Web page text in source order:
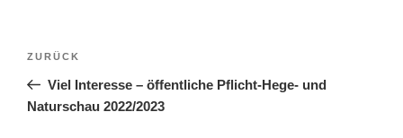
Beitragsnavigation
Vorheriger
Beitrag
ZURÜCK
Viel Interesse – öffentliche Pflicht-Hege- und
Naturschau 2022/2023